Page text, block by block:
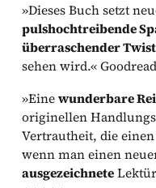
»Dieses Buch setzt
pulshochtreibende
überraschender
sehen wird.«
»Einewunderbare
originellen
Vertrautheit, die
wenn man einen
ausgezeichnete